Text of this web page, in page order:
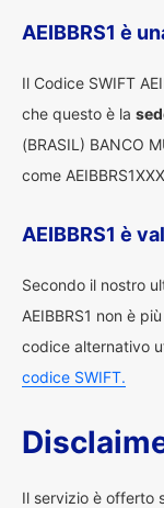
AEIBBRS1 è
Il Codice SWIFT
che questo è la
(BRASIL) BANCO
come
AEIBBRS1 è
Secondo il nostro
AEIBBRS1 non è
codice alternativo
codice SWIFT.
Il servizio è offerto